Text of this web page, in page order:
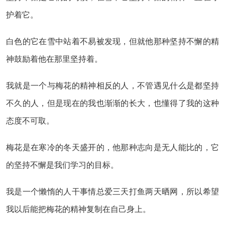
护着它。
白色的它在雪中站着不易被发现，但就他那种坚持不懈的精
神鼓励着他在那里坚持着。
我就是一个与梅花的精神相反的人，不管遇见什么是都坚持
不久的人，但是现在的我也渐渐的长大，也懂得了我的这种
态度不可取。
梅花是在寒冷的冬天盛开的，他那种志向是无人能比的，它
的坚持不懈是我们学习的目标。
我是一个懒惰的人干事情总爱三天打鱼两天晒网，所以希望
我以后能把梅花的精神复制在自己身上。